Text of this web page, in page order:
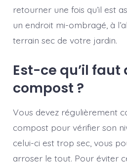
retourner une fois qu’il est
un endroit mi-ombragé, à
terrain sec de votre jardin.
Est-ce qu’il faut
compost ?
Vous devez régulièrement
compost pour vérifier son
celui-ci est trop sec, vous
arroser le tout. Pour éviter